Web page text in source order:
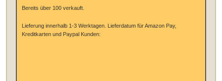
Bereits über 100 verkauft.
Lieferung innerhalb 1-3 Werktagen. Lieferdatum für Amazon Pay,
Kreditkarten und Paypal Kunden: